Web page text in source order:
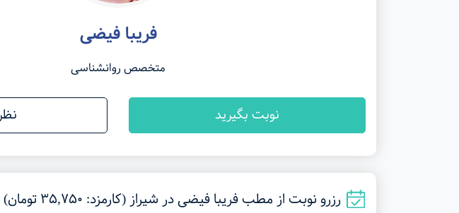
فریبا فیضی
متخصص روانشناسی
نوبت بگیرید
رزرو نوبت از مطب فریبا فیضی در شیراز (کارمزد: 35,750 تومان)